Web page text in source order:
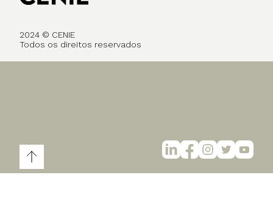
2024 © CENIE
Todos os direitos reservados